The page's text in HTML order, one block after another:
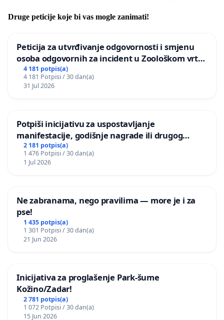
Druge peticije koje bi vas mogle zanimati!
Peticija za utvrđivanje odgovornosti i smjenu
osoba odgovornih za incident u Zoološkom vrtu
Grada Zagreba
4 181 potpis(a)
4 181 Potpisi / 30 dan(a)
31 Jul 2026
Potpiši inicijativu za uspostavljanje
manifestacije, godišnje nagrade ili drugog
javnog događaja „Edin Avdić“ u Sarajevu
2 181 potpis(a)
1 476 Potpisi / 30 dan(a)
1 Jul 2026
Ne zabranama, nego pravilima — more je i za
pse!
1 435 potpis(a)
1 301 Potpisi / 30 dan(a)
21 Jun 2026
Inicijativa za proglašenje Park-šume
Kožino/Zadar!
2 781 potpis(a)
1 072 Potpisi / 30 dan(a)
15 Jun 2026